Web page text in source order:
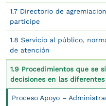
1.7 Directorio de
participe
1.8 Servicio al público,
de atención
1.9 Procedimientos que se
decisiones en las diferentes
Proceso Apoyo –